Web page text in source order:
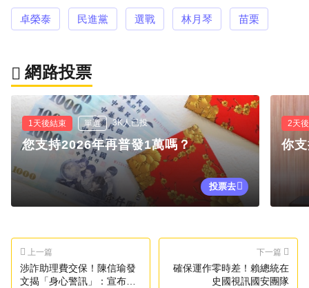
卓榮泰 民進黨 選戰 林月琴 苗栗
網路投票
1天後結束 單選 3K人已投
您支持2026年再普發1萬嗎？
投票去
2天
你
上一篇
涉詐助理費交保！陳信瑜發
文揭「身心警訊」：宣布退
下一篇
確保運作零時差！賴總統在
史國視訊國安團隊